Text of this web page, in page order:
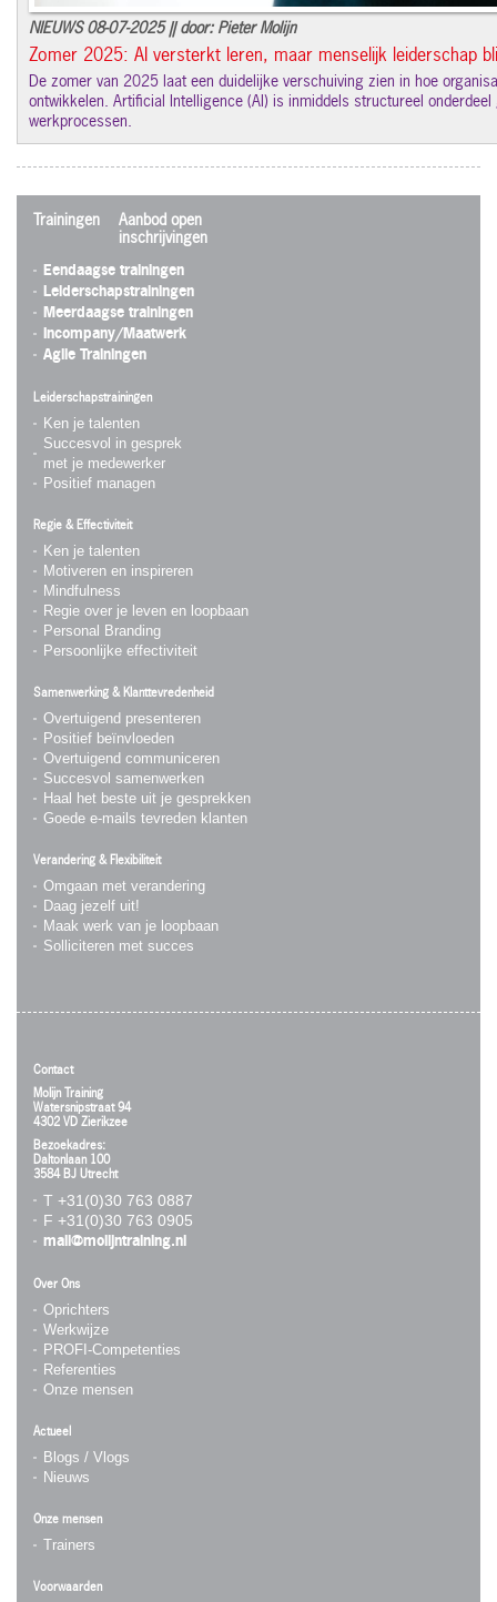
NIEUWS 08-07-2025 || door: Pieter Molijn
Zomer 2025: AI versterkt leren, maar menselijk leiderschap
De zomer van 2025 laat een duidelijke verschuiving zien in hoe
ontwikkelen. Artificial Intelligence (AI) is inmiddels structureel onderdeel
werkprocessen.
Trainingen
Aanbod open
inschrijvingen
Eendaagse trainingen
Leiderschapstrainingen
Meerdaagse trainingen
Incompany/Maatwerk
Agile Trainingen
Leiderschapstrainingen
Ken je talenten
Succesvol in gesprek
met je medewerker
Positief managen
Regie & Effectiviteit
Ken je talenten
Motiveren en inspireren
Mindfulness
Regie over je leven en loopbaan
Personal Branding
Persoonlijke effectiviteit
Samenwerking & Klanttevredenheid
Overtuigend presenteren
Positief beïnvloeden
Overtuigend communiceren
Succesvol samenwerken
Haal het beste uit je gesprekken
Goede e-mails tevreden klanten
Verandering & Flexibiliteit
Omgaan met verandering
Daag jezelf uit!
Maak werk van je loopbaan
Solliciteren met succes
Contact
Molijn Training
Watersnipstraat 94
4302 VD Zierikzee
Bezoekadres:
Daltonlaan 100
3584 BJ Utrecht
T +31(0)30 763 0887
F +31(0)30 763 0905
mail@molijntraining.nl
Over Ons
Oprichters
Werkwijze
PROFI-Competenties
Referenties
Onze mensen
Actueel
Blogs / Vlogs
Nieuws
Onze mensen
Trainers
Voorwaarden